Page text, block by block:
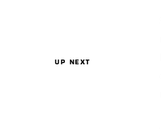
UP NEXT